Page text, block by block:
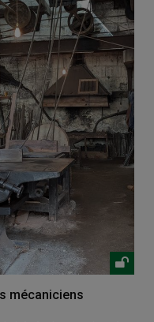
mécaniciens